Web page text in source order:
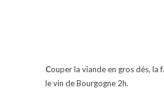
Couper la viande en gros dés, la
le vin de Bourgogne 2h.